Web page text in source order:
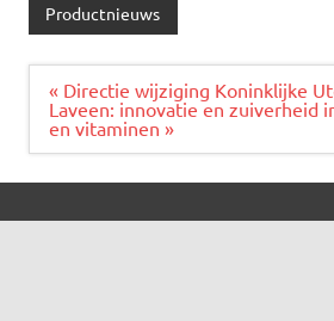
Productnieuws
Bericht
navigatie
« Directie wijziging Koninklijke
Laveen: innovatie en zuiverheid
en vitaminen »